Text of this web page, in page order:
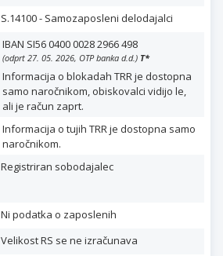
S.14100 - Samozaposleni delodajalci
IBAN SI56 0400 0028 2966 498
(odprt 27. 05. 2026, OTP banka d.d.) T*
Informacija o blokadah TRR je dostopna
samo naročnikom, obiskovalci vidijo le,
ali je račun zaprt.
Informacija o tujih TRR je dostopna samo
naročnikom.
Registriran sobodajalec
Ni podatka o zaposlenih
Velikost RS se ne izračunava